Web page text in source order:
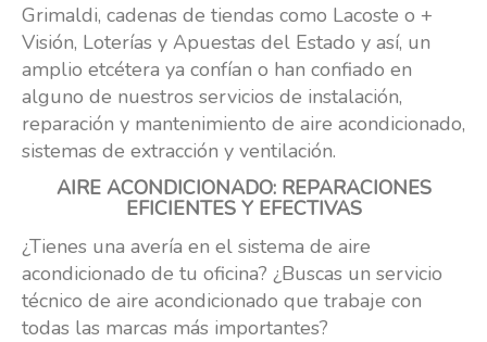
Grimaldi, cadenas de tiendas como Lacoste o +
Visión, Loterías y Apuestas del Estado y así, un
amplio etcétera ya confían o han confiado en
alguno de nuestros servicios de instalación,
reparación y mantenimiento de aire acondicionado,
sistemas de extracción y ventilación.
AIRE ACONDICIONADO: REPARACIONES
EFICIENTES Y EFECTIVAS
¿Tienes una avería en el sistema de aire
acondicionado de tu oficina? ¿Buscas un servicio
técnico de aire acondicionado que trabaje con
todas las marcas más importantes?